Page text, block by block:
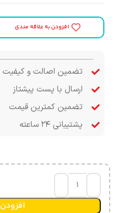
افزودن به علاقه مندی
تضمین اصالت و کیفیت
ارسال با پست پیشتاز
تضمین کمترین قیمت
پشتیبانی ۲۴ ساعته